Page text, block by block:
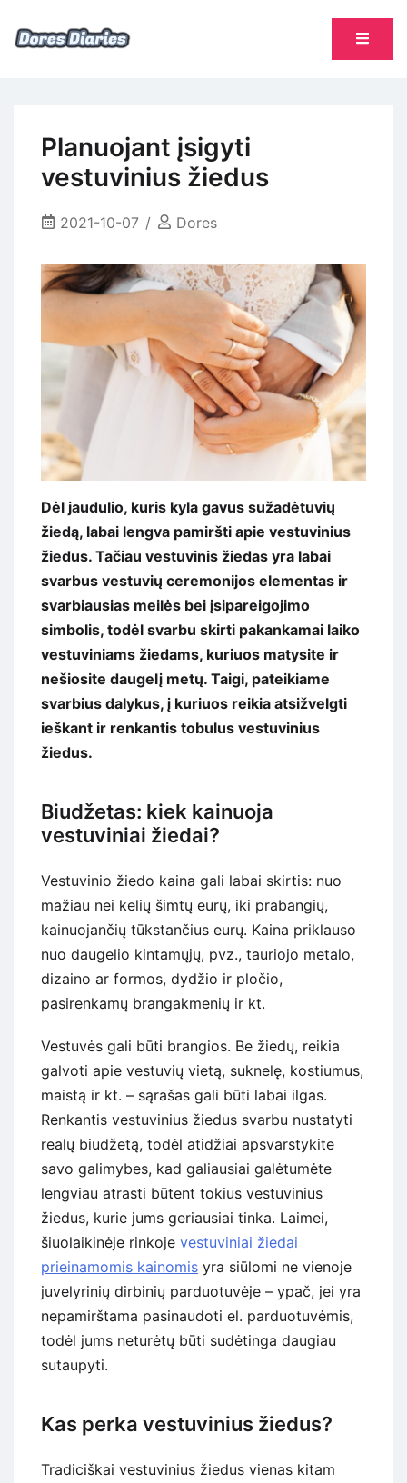
Planuojant įsigyti
vestuvinius žiedus
2021-10-07 Dores
Dėl jaudulio, kuris kyla gavus sužadėtuvių
žiedą, labai lengva pamiršti apie vestuvinius
žiedus. Tačiau vestuvinis žiedas yra labai
svarbus vestuvių ceremonijos elementas ir
svarbiausias meilės bei įsipareigojimo
simbolis, todėl svarbu skirti pakankamai laiko
vestuviniams žiedams, kuriuos matysite ir
nešiosite daugelį metų. Taigi, pateikiame
svarbius dalykus, į kuriuos reikia atsižvelgti
ieškant ir renkantis tobulus vestuvinius
žiedus.
Biudžetas: kiek kainuoja
vestuviniai žiedai?
Vestuvinio žiedo kaina gali labai skirtis: nuo
mažiau nei kelių šimtų eurų, iki prabangių,
kainuojančių tūkstančius eurų. Kaina priklauso
nuo daugelio kintamųjų, pvz., tauriojo metalo,
dizaino ar formos, dydžio ir pločio,
pasirenkamų brangakmenių ir kt.
Vestuvės gali būti brangios. Be žiedų, reikia
galvoti apie vestuvių vietą, suknelę, kostiumus,
maistą ir kt. – sąrašas gali būti labai ilgas.
Renkantis vestuvinius žiedus svarbu nustatyti
realų biudžetą, todėl atidžiai apsvarstykite
savo galimybes, kad galiausiai galėtumėte
lengviau atrasti būtent tokius vestuvinius
žiedus, kurie jums geriausiai tinka. Laimei,
šiuolaikinėje rinkoje vestuviniai žiedai
prieinamomis kainomis yra siūlomi ne vienoje
juvelyrinių dirbinių parduotuvėje – ypač, jei yra
nepamirštama pasinaudoti el. parduotuvėmis,
todėl jums neturėtų būti sudėtinga daugiau
sutaupyti.
Kas perka vestuvinius žiedus?
Tradiciškai vestuvinius žiedus vienas kitam